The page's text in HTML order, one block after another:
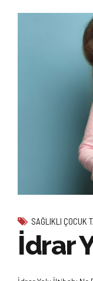
SAĞLIKLI ÇOCUK
İdrar